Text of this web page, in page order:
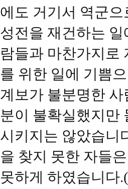
에도 거기서 역군
성전을 재건하는
람들과 마찬가지로
를 위한 일에 기쁨
계보가 불분명한
분이 불확실했지만
시키지는 않았습니
을 찾지 못한 자들
못하게 하였습니다